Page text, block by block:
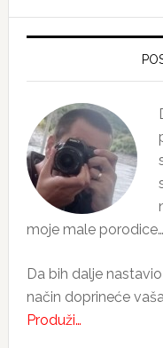
Primary
moje male porodice…
Da bih dalje
način doprineće
Produži…